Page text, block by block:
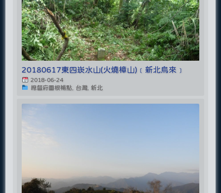
20180617東四崁水山(火燒樟山)﹝新北烏來﹞
2018-06-24
總督府圖根補點, 台灣, 新北